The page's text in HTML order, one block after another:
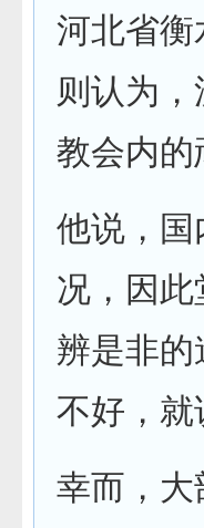
河北省衡
则认为
教会内的
他说，国
况，因
辨是非的
不好，就
幸而，大